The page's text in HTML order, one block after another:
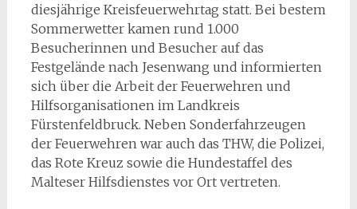
diesjährige Kreisfeuerwehrtag statt. Bei bestem
Sommerwetter kamen rund 1.000
Besucherinnen und Besucher auf das
Festgelände nach Jesenwang und informierten
sich über die Arbeit der Feuerwehren und
Hilfsorganisationen im Landkreis
Fürstenfeldbruck. Neben Sonderfahrzeugen
der Feuerwehren war auch das THW, die Polizei,
das Rote Kreuz sowie die Hundestaffel des
Malteser Hilfsdienstes vor Ort vertreten.